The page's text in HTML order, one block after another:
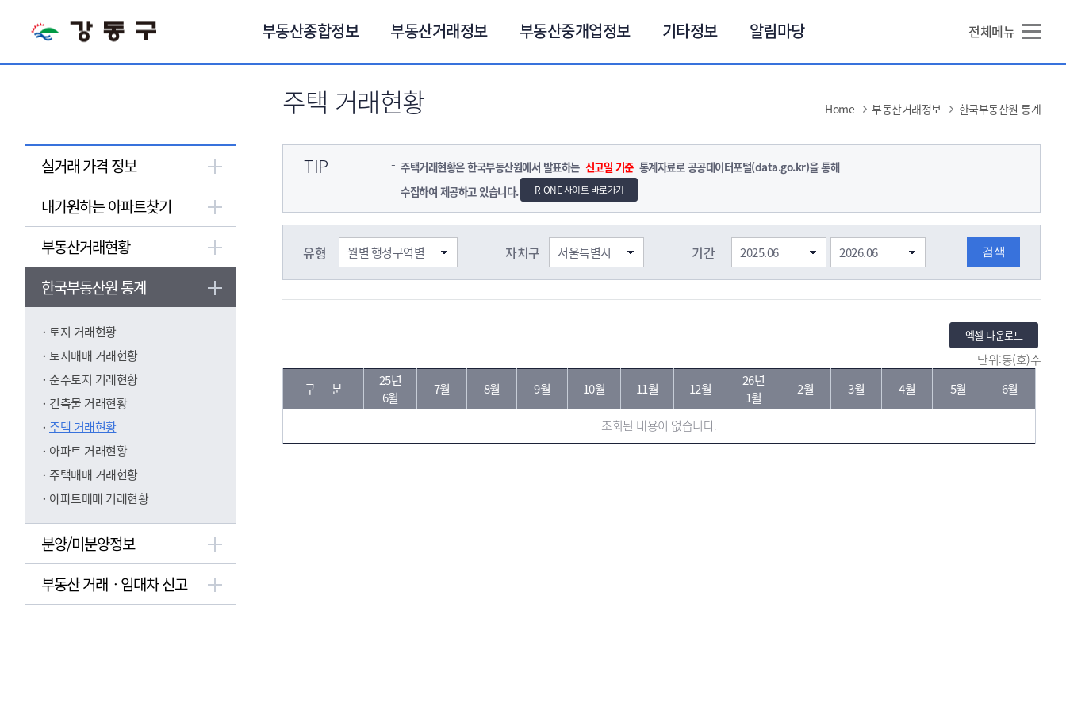
부동산종합정보 부동산거래정보 부동산중개업정보 기타정보 알림마당 전체메뉴
실거래 가격 정보
내가원하는 아파트찾기
부동산거래현황
한국부동산원 통계
토지 거래현황
토지매매 거래현황
순수토지 거래현황
건축물 거래현황
주택 거래현황
아파트 거래현황
주택매매 거래현황
아파트매매 거래현황
분양/미분양정보
부동산 거래ㆍ임대차 신고
주택 거래현황 Home 부동산거래정보 한국부동산원 통계
TIP 주택거래현황은 한국부동산원에서 발표하는 신고일 기준 통계자료로 공공데이터포털(data.go.kr)을 통해
수집하여 제공하고 있습니다.
R-ONE 사이트 바로가기
유형 자치구 기간
엑셀 다운로드
단위:동(호)수
명
필
지
내용이
구 분
25년
6월
7월 8월 9월 10월 11월 12월
26년
1월
2월 3월 4월 5월 6월
조회된 내용이 없습니다.